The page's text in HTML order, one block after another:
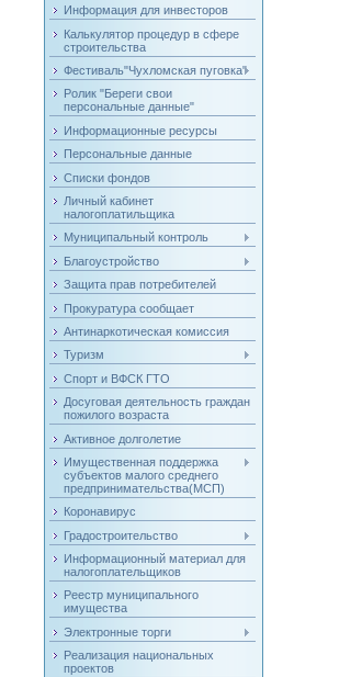
Информация для инвесторов
Калькулятор процедур в сфере
строительства
Фестиваль"Чухломская пуговка"
Ролик "Береги свои
персональные данные"
Информационные ресурсы
Персональные данные
Списки фондов
Личный кабинет
налогоплатильщика
Муниципальный контроль
Благоустройство
Защита прав потребителей
Прокуратура сообщает
Антинаркотическая комиссия
Туризм
Спорт и ВФСК ГТО
Досуговая деятельность граждан
пожилого возраста
Активное долголетие
Имущественная поддержка
субъектов малого среднего
предпринимательства(МСП)
Коронавирус
Градостроительство
Информационный материал для
налогоплательщиков
Реестр муниципального
имущества
Электронные торги
Реализация национальных
проектов